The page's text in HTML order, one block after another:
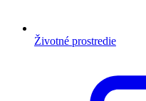
Životné prostredie